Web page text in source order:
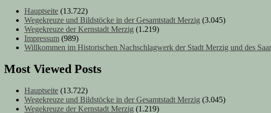
Hauptseite (13.722)
Wegekreuze und Bildstöcke in der Gesamtstadt Merzig (3.045)
Wegekreuze der Kernstadt Merzig (1.219)
Impressum (989)
Willkommen im Historischen Nachschlagwerk der Stadt Merzig und des
Most Viewed Posts
Hauptseite (13.722)
Wegekreuze und Bildstöcke in der Gesamtstadt Merzig (3.045)
Wegekreuze der Kernstadt Merzig (1.219)